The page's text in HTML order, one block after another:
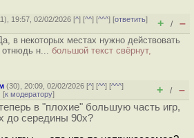
), 19:57, 02/02/2026 [^] [^^] [^^^] [ответить]
+ / –
в некоторых местах нужно действовать
отнюдь н... большой текст свёрнут,
(30), 20:09, 02/02/2026 [^] [^^] [^^^]
к модератору] + / –
в "плохие" большую часть игр,
до середины 90х?